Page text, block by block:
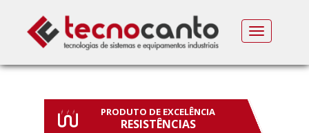
MENU
PRODUTO DE EXCELÊNCIA
RESISTÊNCIAS